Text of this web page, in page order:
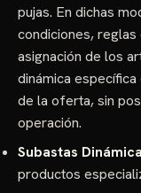
pujas. En dichas
condiciones,
asignación de los
dinámica
de la oferta, sin
operación.
Subastas
productos